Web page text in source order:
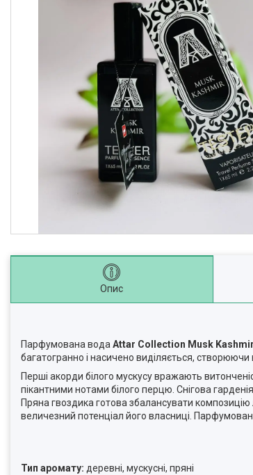
Опис
Парфумована вода Attar Collection Musk Kashmir
багатогранно і насичено виділяється, створюючи
Перші акорди білого мускусу вражають
пікантними нотами білого перцю. Снігова
Пряна гвоздика готова збалансувати
величезний потенціал його власниці.
Тип аромату: деревні, мускусні, пряні